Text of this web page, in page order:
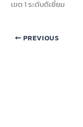
เขต 1 ระดับดีเยี่ยม
PREVIOUS